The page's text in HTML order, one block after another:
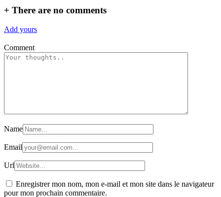
+ There are no comments
Add yours
Comment
Name
Email
Url
Enregistrer mon nom, mon e-mail et mon site dans le navigateur
pour mon prochain commentaire.